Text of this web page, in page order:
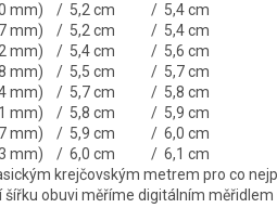
130 mm) / 5,2 cm / 5,4 cm
137 mm) / 5,2 cm / 5,4 cm
142 mm) / 5,4 cm / 5,6 cm
148 mm) / 5,5 cm / 5,7 cm
154 mm) / 5,7 cm / 5,8 cm
161 mm) / 5,8 cm / 5,9 cm
167 mm) / 5,9 cm / 6,0 cm
173 mm) / 6,0 cm / 6,1 cm
krejčovským metrem pro co
obuvi měříme digitálním měřidlem